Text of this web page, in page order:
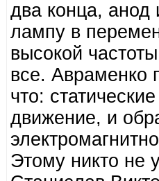
два конца, анод
лампу в
высокой
все. Авраменко
что:
движение, и
Этому никто не